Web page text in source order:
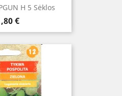
H 5 Sėklos
€